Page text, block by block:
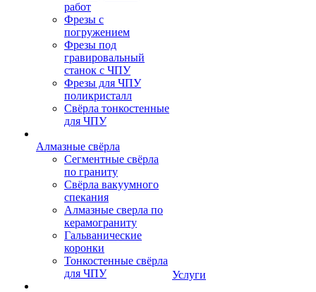
работ
Фрезы с
погружением
Фрезы под
гравировальный
станок с ЧПУ
Фрезы для ЧПУ
поликристалл
Свёрла тонкостенные
для ЧПУ
Алмазные свёрла
Сегментные свёрла
по граниту
Свёрла вакуумного
спекания
Алмазные сверла по
керамограниту
Гальванические
коронки
Тонкостенные свёрла
для ЧПУ
Услуги